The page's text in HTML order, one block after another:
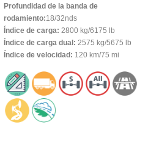
Profundidad de la banda de
rodamiento:18/32nds
Índice de carga: 2800 kg/6175 lb
Índice de carga dual: 2575 kg/5675 lb
Índice de velocidad: 120 km/75 mi